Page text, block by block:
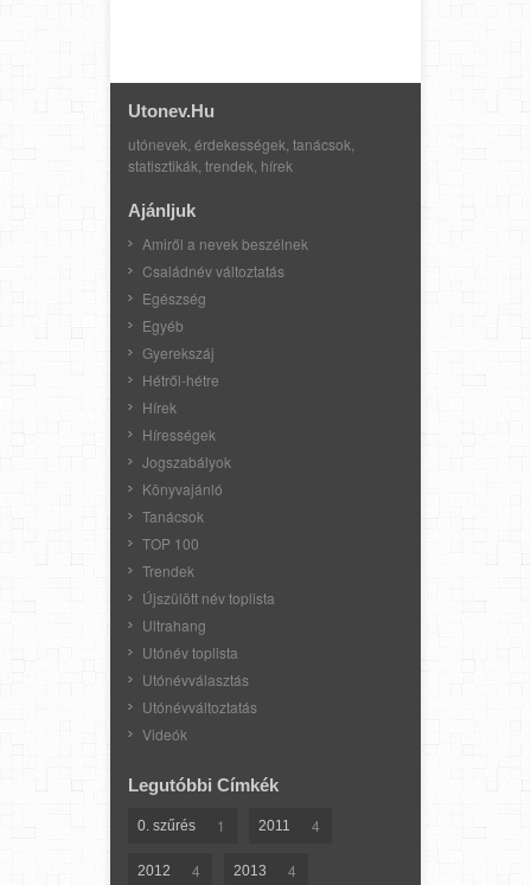
Utonev.hu
utónevek, érdekességek, tanácsok,
statisztikák, trendek, hírek
Ajánljuk
Amiről a nevek beszélnek
Családnév változtatás
Egészség
Egyéb
Gyerekszáj
Hétről-hétre
Hírek
Hírességek
Jogszabályok
Könyvajánló
Tanácsok
TOP 100
Trendek
Újszülött név toplista
Ultrahang
Utónév toplista
Utónévválasztás
Utónévváltoztatás
Videók
Legutóbbi Címkék
0. szűrés 1 2011 4
2012 4 2013 4